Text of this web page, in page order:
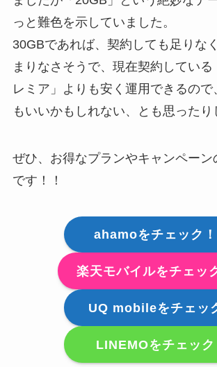
っと難色を示していました。
30GBであれば、契約しても足りな
まりなさそうで、現在契約してい
レミア」よりも安く運用できるので
もいいかもしれない、とも思ったり
ぜひ、お得なプランやキャンペーン
です！！
ahamoをチェック！
楽天モバイルをチェッ
UQ mobileをチェッ
LINEMOをチェック